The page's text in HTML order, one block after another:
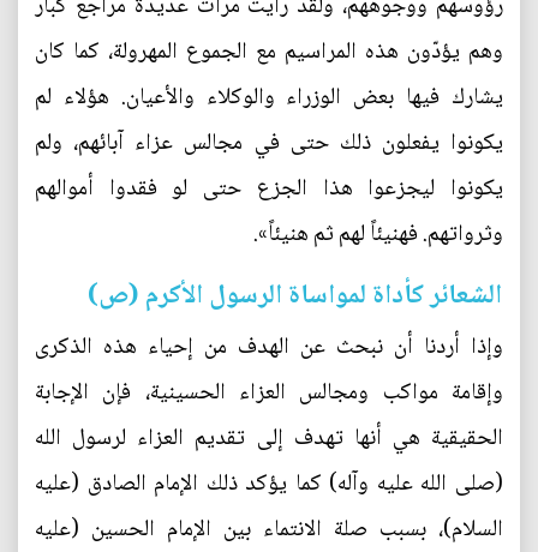
وهم يؤدّون هذه المراسيم مع الجموع المهرولة، كما كان
يشارك فيها بعض الوزراء والوكلاء والأعيان. هؤلاء لم
يكونوا يفعلون ذلك حتى في مجالس عزاء آبائهم، ولم
يكونوا ليجزعوا هذا الجزع حتى لو فقدوا أموالهم
وثرواتهم. فهنيئاً لهم ثم هنيئاً».
الشعائر كأداة لمواساة الرسول الأكرم (ص)
وإذا أردنا أن نبحث عن الهدف من إحياء هذه الذكرى
وإقامة مواكب ومجالس العزاء الحسينية، فإن الإجابة
الحقيقية هي أنها تهدف إلى تقديم العزاء لرسول الله
(صلى الله عليه وآله) كما يؤكد ذلك الإمام الصادق (عليه
السلام)، بسبب صلة الانتماء بين الإمام الحسين (عليه